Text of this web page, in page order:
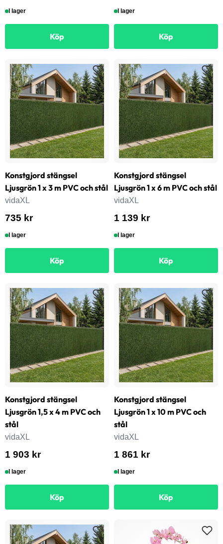
I lager
Köp
I lager
Köp
Konstgjord stängsel
Ljusgrön 1 x 3 m PVC och stål
vidaXL
735 kr
I lager
Köp
Konstgjord stängsel
Ljusgrön 1 x 6 m PVC och stål
vidaXL
1 139 kr
I lager
Köp
Konstgjord stängsel
Ljusgrön 1,5 x 4 m PVC och
stål
vidaXL
1 903 kr
I lager
Köp
Konstgjord stängsel
Ljusgrön 1 x 10 m PVC och
stål
vidaXL
1 861 kr
I lager
Köp